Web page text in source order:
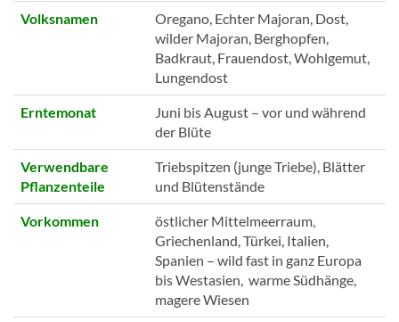
Volksnamen
Oregano, Echter Majoran, Dost,
wilder Majoran, Berghopfen,
Badkraut, Frauendost, Wohlgemut,
Lungendost
Erntemonat
Juni bis August – vor und während
der Blüte
Verwendbare
Pflanzenteile
Triebspitzen (junge Triebe), Blätter
und Blütenstände
Vorkommen
östlicher Mittelmeerraum,
Griechenland, Türkei, Italien,
Spanien – wild fast in ganz Europa
bis Westasien, warme Südhänge,
magere Wiesen